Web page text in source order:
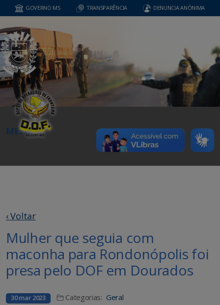
GOVERNO MS TRANSPARÊNCIA DENUNCIA ANÔNIMA
MENU
‹ Voltar
Mulher que seguia com
maconha para Rondonópolis foi
presa pelo DOF em Dourados
30 mar 2023 Categorias: Geral